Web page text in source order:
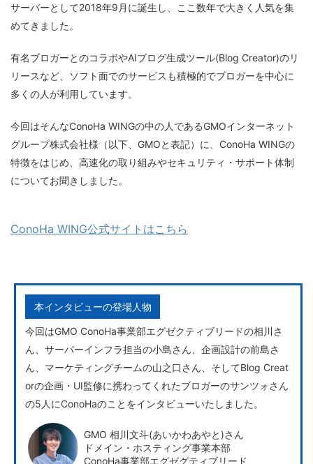
サーバーとして2018年9月に誕生し、ここ数年で大きく人気を集
めてきました。
有名ブロガーとのコラボやAIブログ生成ツール(Blog Creator)のリ
リースなど、ソフト面でのサービスも積極的でブロガーを中心に
多くの人が利用しています。
今回はそんなConoHa WINGの中の人であるGMOインターネット
グループ株式会社様（以下、GMOと表記）に、ConoHa WINGの
特徴をはじめ、高速化の取り組みやセキュリティ・サポート体制
についてお聞きしました。
ConoHa WING公式サイトはこちら
本インタビューの登場人物
今回はGMO ConoHa事業部エグゼクティブリードの相川さ
ん、サーバーインフラ担当の小島さん、企画設計の前島さ
ん、マーケティングチームの山之口さん、そしてBlog Creat
orの企画・UI監修に携わってくれたブロガーのサンツォさん
の5人にConoHaのことをインタビューいたしました。
GMO 相川文斗(あいかわあやと)さん
ドメイン・ホスティング事業本部
ConoHa事業部エグゼグティブリード